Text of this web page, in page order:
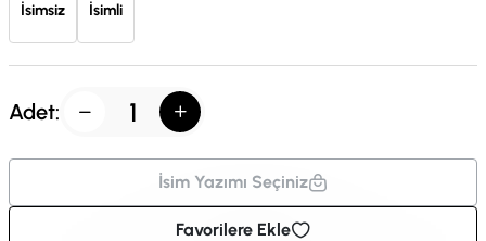
İsimsiz İsimli
Adet:
İsim Yazımı Seçiniz
Favorilere Ekle